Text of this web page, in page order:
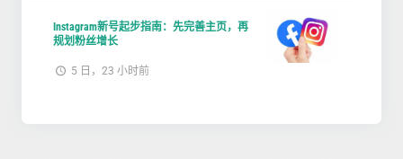
Instagram新号起步指南：先完善主页，再
规划粉丝增长
5 日，23 小时前